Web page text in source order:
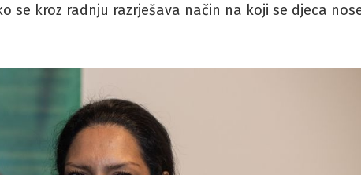
se kroz radnju razrješava način na koji se djeca